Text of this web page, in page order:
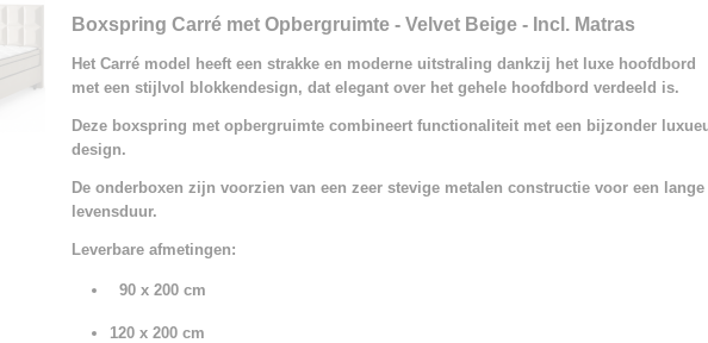
Boxspring Carré met Opbergruimte - Velvet Beige - Incl. Matras
Het Carré model heeft een strakke en moderne uitstraling dankzij het luxe hoofdbord
met een stijlvol blokkendesign, dat elegant over het gehele hoofdbord verdeeld is.
Deze boxspring met opbergruimte combineert functionaliteit met een bijzonder
design.
De onderboxen zijn voorzien van een zeer stevige metalen constructie voor een lange
levensduur.
Leverbare afmetingen:
90 x 200 cm
120 x 200 cm